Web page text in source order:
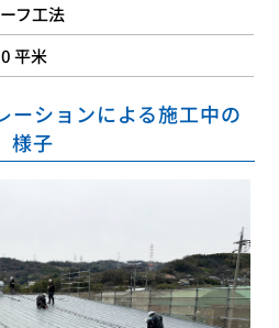
フ工法
平米
ーションによる施工中の
様子